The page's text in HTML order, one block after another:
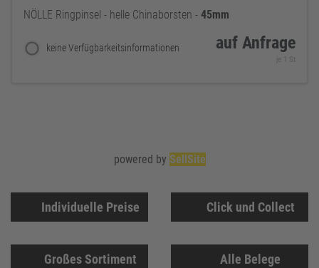
NÖLLE Ringpinsel - helle Chinaborsten - 45mm
keine Verfügbarkeitsinformationen auf Anfrage
je 1 St
Individuelle Preise Click und Collect
Großes Sortiment Alle Belege
powered by SellSite